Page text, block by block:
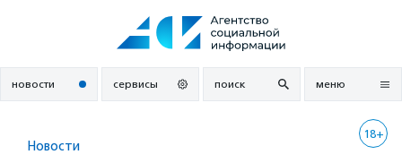
новости сервисы поиск меню
18+
Новости